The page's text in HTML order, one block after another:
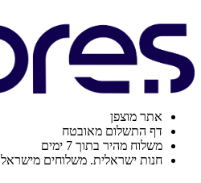
אתר מוצפן
דף התשלום מאובטח
משלוח מהיר בתוך 7 ימים
חנות ישראלית. משלוחים מישראל